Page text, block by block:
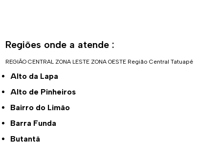
Regiões onde a atende :
REGIÃO CENTRAL ZONA LESTE ZONA OESTE Região Central Tatuapé
Alto da Lapa
Alto de Pinheiros
Bairro do Limão
Barra Funda
Butantã